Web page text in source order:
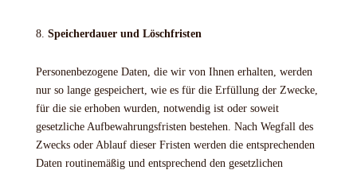
Speicherdauer und Löschfristen
Personenbezogene Daten, die wir von Ihnen erhalten, werden
nur so lange gespeichert, wie es für die Erfüllung der Zwecke,
für die sie erhoben wurden, notwendig ist oder soweit
gesetzliche Aufbewahrungsfristen bestehen. Nach Wegfall des
Zwecks oder Ablauf dieser Fristen werden die entsprechenden
Daten routinemäßig und entsprechend den gesetzlichen